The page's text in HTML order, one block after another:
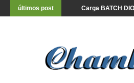
últimos post Carga BATCH